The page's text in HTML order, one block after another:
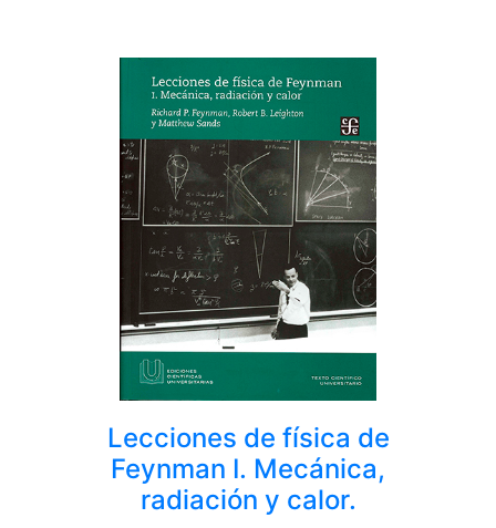
Lecciones de física de
Feynman I. Mecánica,
radiación y calor.